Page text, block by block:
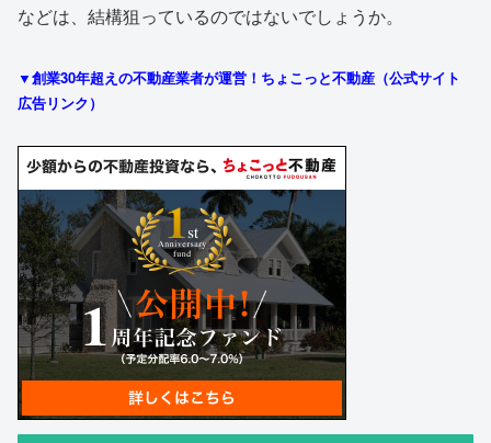
などは、結構狙っているのではないでしょうか。
▼創業30年超えの不動産業者が運営！ちょこっと不動産（公式サイト
広告リンク）